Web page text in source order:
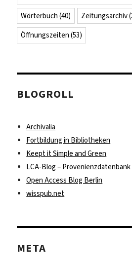
Wörterbuch (40) Zeitungsarchiv
Öffnungszeiten (53)
BLOGROLL
Archivalia
Fortbildung in Bibliotheken
Keept it Simple and Green
LCA-Blog –
Open Access Blog Berlin
wisspub.net
META